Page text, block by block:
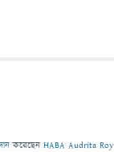
করেছেন HABA Audrita Roy